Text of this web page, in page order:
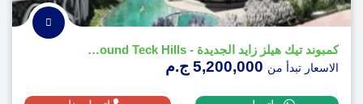
كمبوند تيك هيلز زايد الجديدة - Compound Teck Hills
الاسعار تبدأ من